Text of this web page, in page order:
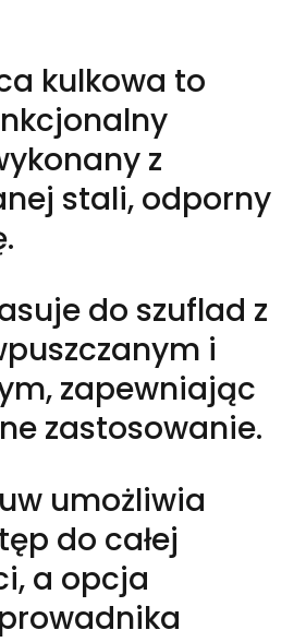
kulkowa to
z
stali, odporny
do szuflad z
i
zapewniając
zastosowanie.
umożliwia
do całej
a opcja